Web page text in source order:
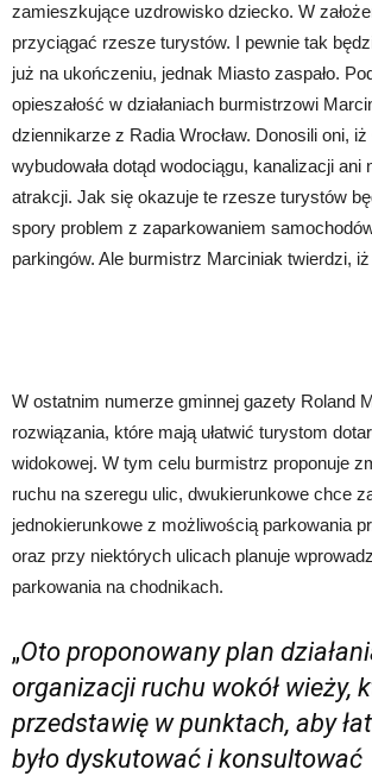
zamieszkujące uzdrowisko dziecko. W
przyciągać rzesze turystów. I pewnie tak
już na ukończeniu, jednak Miasto zaspało.
opieszałość w działaniach burmistrzowi
dziennikarze z Radia Wrocław. Donosili oni,
wybudowała dotąd wodociągu, kanalizacji ani
atrakcji. Jak się okazuje te rzesze turystów
spory problem z zaparkowaniem
parkingów. Ale burmistrz Marciniak twierdzi,
W ostatnim numerze gminnej gazety Roland
rozwiązania, które mają ułatwić turystom
widokowej. W tym celu burmistrz proponuje
ruchu na szeregu ulic, dwukierunkowe chce
jednokierunkowe z możliwością parkowania
oraz przy niektórych ulicach planuje
parkowania na chodnikach.
„Oto proponowany plan
organizacji ruchu wokół wieży,
przedstawię w punktach, aby
było dyskutować i konsultować